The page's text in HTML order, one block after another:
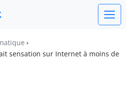
sensation sur Internet à moins de